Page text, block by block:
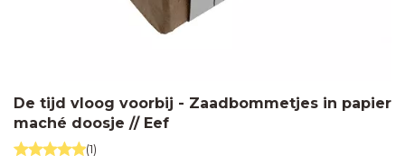
De tijd vloog voorbij - Zaadbommetjes in papier
maché doosje // Eef
(1)